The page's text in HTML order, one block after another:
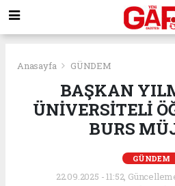
Anasayfa GÜNDEM
BAŞKAN
ÜNİVERSİTELİ
BURS
GÜNDEM
22.09.2025 - 11:52,